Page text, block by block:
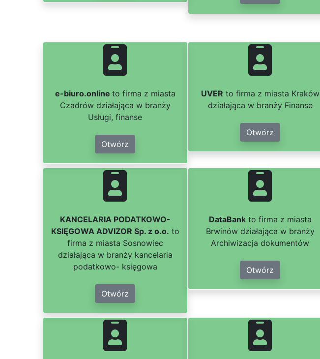
e-biuro.online to firma z miasta
Czadrów działająca w branży
Usługi, finanse
Otwórz
UVER to firma z miasta Kraków
działająca w branży Finanse
Otwórz
KANCELARIA PODATKOWO-
KSIĘGOWA ADVIZOR Sp. z o.o. to
firma z miasta Sosnowiec
działająca w branży kancelaria
podatkowo- księgowa
Otwórz
DataBankto firma z miasta
Brwinów działająca w branży
Archiwizacja dokumentów
Otwórz